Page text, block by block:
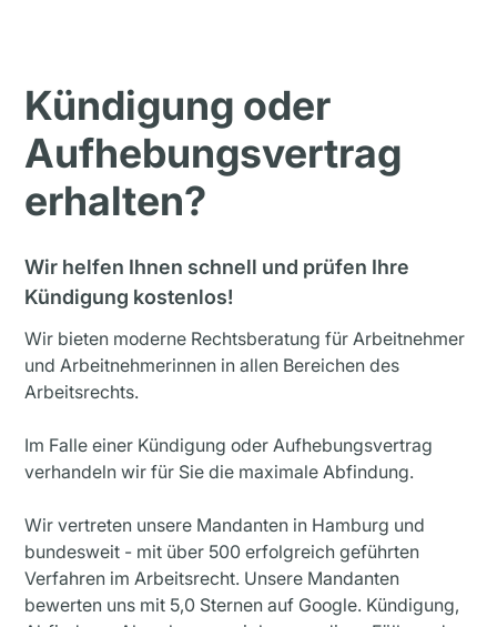
Kündigung oder
Aufhebungs­vertrag
erhalten?
Wir helfen Ihnen schnell und prüfen Ihre
Kündigung kostenlos!
Wir bieten moderne Rechtsberatung für Arbeitnehmer
und Arbeitnehmerinnen in allen Bereichen des
Arbeitsrechts.
Im Falle einer Kündigung oder Aufhebungsvertrag
verhandeln wir für Sie die maximale Abfindung.
Wir vertreten unsere Mandanten in Hamburg und
bundesweit - mit über 500 erfolgreich geführten
Verfahren im Arbeitsrecht. Unsere Mandanten
bewerten uns mit 5,0 Sternen auf Google. Kündigung,